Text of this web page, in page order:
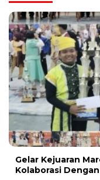
Gelar Kejuaran
Kolaborasi